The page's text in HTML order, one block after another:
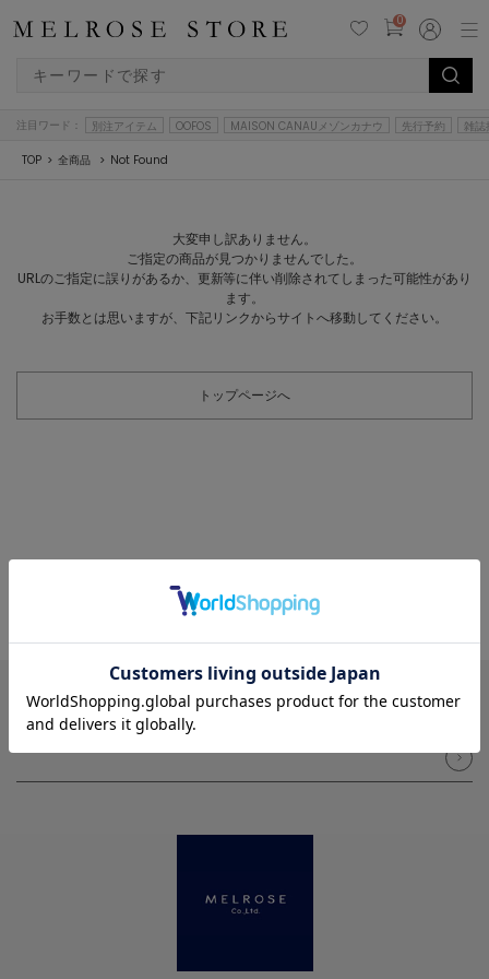
0
注目ワード： 別注アイテム OOFOS MAISON CANAUメゾンカナウ 先行予約 雑誌
TOP 全商品 Not Found
大変申し訳ありません。
ご指定の商品が見つかりませんでした。
URLのご指定に誤りがあるか、更新等に伴い削除されてしまった可能性があり
ます。
お手数とは思いますが、下記リンクからサイトへ移動してください。
トップページへ
NEWSLETTER メルマガ登録